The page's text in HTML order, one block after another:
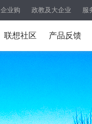
企业购 政教及大企业 服
联想社区 产品反馈